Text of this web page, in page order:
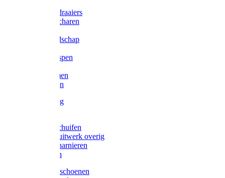
Schroevendraaiers
Tangen / Scharen
Meetgereedschap
Vijlen / Raspen
Lijmklemmen
Waterpassen
Bouwbeslag
Grendels/schuifen
Hang en sluitwerk overig
Hengen/scharnieren
Scharnieren
Latex handschoenen